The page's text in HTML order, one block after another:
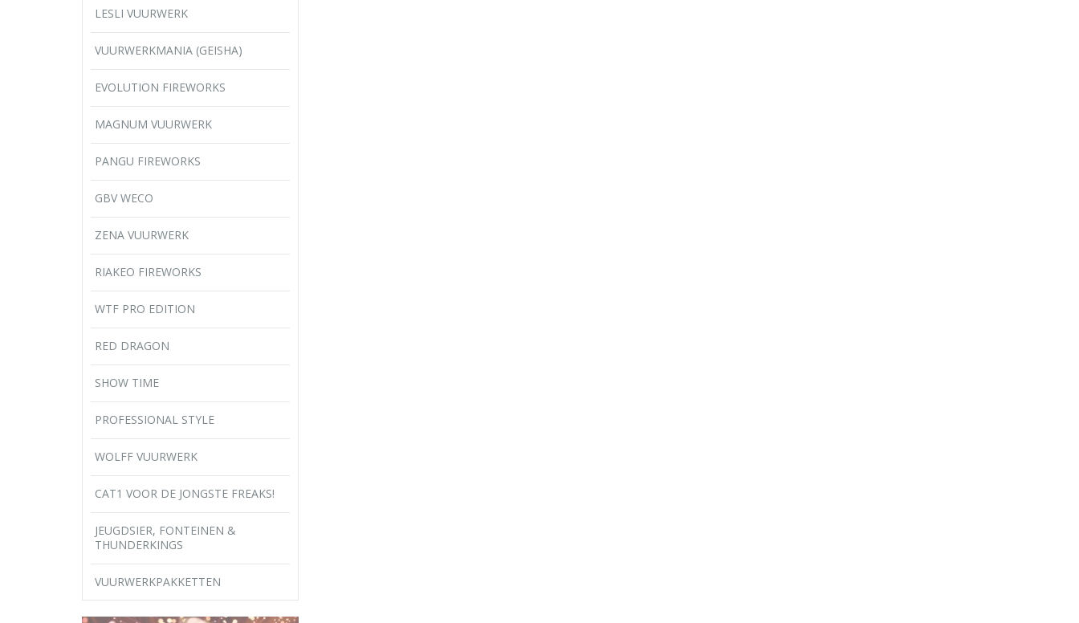
LESLI VUURWERK
VUURWERKMANIA (GEISHA)
EVOLUTION FIREWORKS
MAGNUM VUURWERK
PANGU FIREWORKS
GBV WECO
ZENA VUURWERK
RIAKEO FIREWORKS
WTF PRO EDITION
RED DRAGON
SHOW TIME
PROFESSIONAL STYLE
WOLFF VUURWERK
CAT1 VOOR DE JONGSTE FREAKS!
JEUGDSIER, FONTEINEN &
THUNDERKINGS
VUURWERKPAKKETTEN